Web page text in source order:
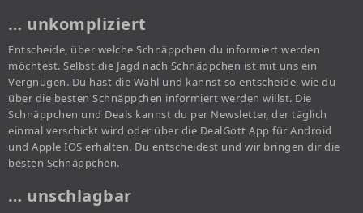
… unkompliziert
Entscheide, über welche Schnäppchen du informiert werden
möchtest. Selbst die Jagd nach Schnäppchen ist mit uns ein
Vergnügen. Du hast die Wahl und kannst so entscheide, wie du
über die besten Schnäppchen informiert werden willst. Die
Schnäppchen und Deals kannst du per Newsletter, der täglich
einmal verschickt wird oder über die DealGott App für Android
und Apple IOS erhalten. Du entscheidest und wir bringen dir die
besten Schnäppchen.
… unschlagbar